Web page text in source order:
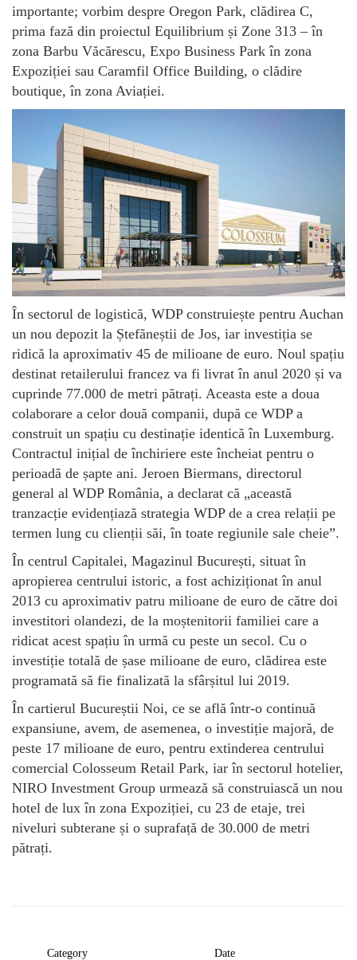
importante; vorbim despre Oregon Park, clădirea C,
prima fază din proiectul Equilibrium și Zone 313 – în
zona Barbu Văcărescu, Expo Business Park în zona
Expoziției sau Caramfil Office Building, o clădire
boutique, în zona Aviației.
În sectorul de logistică, WDP construiește pentru Auchan
un nou depozit la Ștefăneștii de Jos, iar investiția se
ridică la aproximativ 45 de milioane de euro. Noul spațiu
destinat retailerului francez va fi livrat în anul 2020 și va
cuprinde 77.000 de metri pătrați. Aceasta este a doua
colaborare a celor două companii, după ce WDP a
construit un spațiu cu destinație identică în Luxemburg.
Contractul inițial de închiriere este încheiat pentru o
perioadă de șapte ani. Jeroen Biermans, directorul
general al WDP România, a declarat că „această
tranzacție evidențiază strategia WDP de a crea relații pe
termen lung cu clienții săi, în toate regiunile sale cheie”.
În centrul Capitalei, Magazinul București, situat în
apropierea centrului istoric, a fost achiziționat în anul
2013 cu aproximativ patru milioane de euro de către doi
investitori olandezi, de la moștenitorii familiei care a
ridicat acest spațiu în urmă cu peste un secol. Cu o
investiție totală de șase milioane de euro, clădirea este
programată să fie finalizată la sfârșitul lui 2019.
În cartierul Bucureștii Noi, ce se află într-o continuă
expansiune, avem, de asemenea, o investiție majoră, de
peste 17 milioane de euro, pentru extinderea centrului
comercial Colosseum Retail Park, iar în sectorul hotelier,
NIRO Investment Group urmează să construiască un nou
hotel de lux în zona Expoziției, cu 23 de etaje, trei
niveluri subterane și o suprafață de 30.000 de metri
pătrați.
Category Date